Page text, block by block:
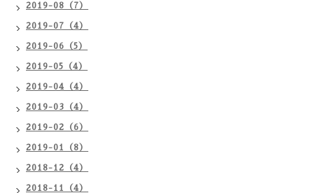
2019-08（7）
2019-07（4）
2019-06（5）
2019-05（4）
2019-04（4）
2019-03（4）
2019-02（6）
2019-01（8）
2018-12（4）
2018-11（4）